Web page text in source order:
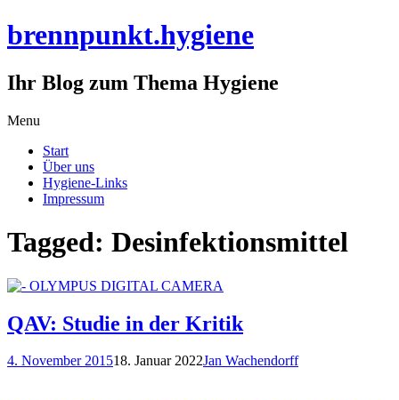
brennpunkt.hygiene
Ihr Blog zum Thema Hygiene
Menu
content
Start
Über uns
Hygiene-Links
Impressum
Tagged: Desinfektionsmittel
QAV: Studie in der Kritik
4. November 201518. Januar 2022Jan Wachendorff